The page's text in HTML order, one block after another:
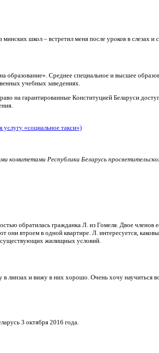
школ – встретил меня после уроков в слезах
образование». Среднее специальное и высшее
учебных заведениях.
на гарантированные Конституцией Беларуси
«социальное такси»)
комитетами Республики Беларусь
обратилась гражданка Л. из Гомеля. Двое членов
втроем в одной квартире. Л. интересуется,
существующих жилищных условий.
линзах и вижу в них хорошо. Очень хочу
3 октября 2016 года.